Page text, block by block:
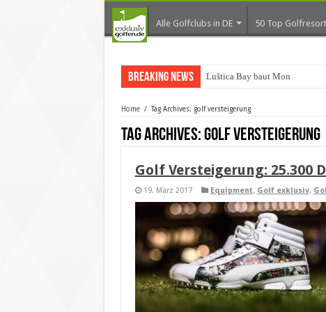
Alle Golfclubs in DE 50 Top
Breaking News Luštica Bay baut Montenegros
Home / Tag Archives: golf versteigerung
Tag Archives:golf versteigerung
Golf Versteigerung: 25.300
19. März 2017 Equipment, Golf exklusiv,